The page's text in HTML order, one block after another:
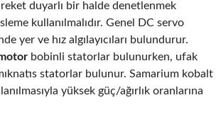
duyarlı bir halde denetlenmek
kullanılmalıdır. Genel DC servo
yer ve hız algılayıcıları bulundurur.
bobinli statorlar bulunurken, ufak
statorlar bulunur. Samarium kobalt
yüksek güç/ağırlık oranlarına